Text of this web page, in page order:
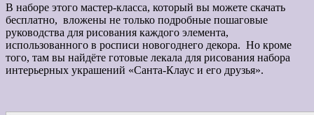
В наборе этого мастер-класса, который вы можете скачать
бесплатно, вложены не только подробные пошаговые
руководства для рисования каждого элемента,
использованного в росписи новогоднего декора. Но кроме
того, там вы найдёте готовые лекала для рисования набора
интерьерных украшений «Санта-Клаус и его друзья».